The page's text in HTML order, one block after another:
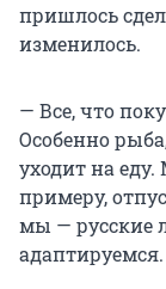
пришлось
изменилось.
— Все, что
Особенно
уходит на
примеру,
мы — русские